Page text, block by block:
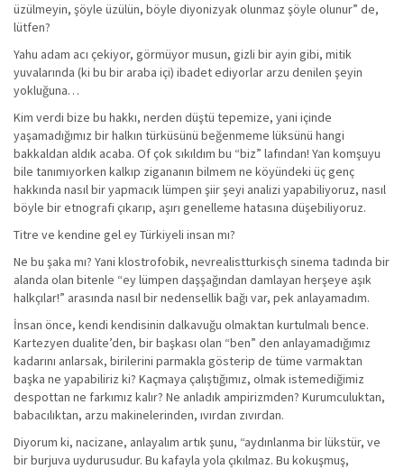
üzülmeyin, şöyle üzülün, böyle diyonizyak olunmaz şöyle olunur” de,
lütfen?
Yahu adam acı çekiyor, görmüyor musun, gizli bir ayin gibi, mitik
yuvalarında (ki bu bir araba içi) ibadet ediyorlar arzu denilen şeyin
yokluğuna…
Kim verdi bize bu hakkı, nerden düştü tepemize, yani içinde
yaşamadığımız bir halkın türküsünü beğenmeme lüksünü hangi
bakkaldan aldık acaba. Of çok sıkıldım bu “biz” lafından! Yan komşuyu
bile tanımıyorken kalkıp zigananın bilmem ne köyündeki üç genç
hakkında nasıl bir yapmacık lümpen şiir şeyi analizi yapabiliyoruz, nasıl
böyle bir etnografi çıkarıp, aşırı genelleme hatasına düşebiliyoruz.
Titre ve kendine gel ey Türkiyeli insan mı?
Ne bu şaka mı? Yani klostrofobik, nevrealistturkisçh sinema tadında bir
alanda olan bitenle “ey lümpen daşşağından damlayan herşeye aşık
halkçılar!” arasında nasıl bir nedensellik bağı var, pek anlayamadım.
İnsan önce, kendi kendisinin dalkavuğu olmaktan kurtulmalı bence.
Kartezyen dualite’den, bir başkası olan “ben” den anlayamadığımız
kadarını anlarsak, birilerini parmakla gösterip de tüme varmaktan
başka ne yapabiliriz ki? Kaçmaya çalıştığımız, olmak istemediğimiz
despottan ne farkımız kalır? Ne anladık ampirizmden? Kurumculuktan,
babacılıktan, arzu makinelerinden, ıvırdan zıvırdan.
Diyorum ki, nacizane, anlayalım artık şunu, “aydınlanma bir lükstür, ve
bir burjuva uydurusudur. Bu kafayla yola çıkılmaz. Bu kokuşmuş,